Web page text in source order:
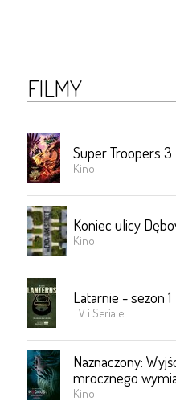
FILMY
Super Troopers 3
Kino
Koniec ulicy
Kino
Latarnie - sezon 1
TV i Seriale
Naznaczony:
mrocznego
Kino